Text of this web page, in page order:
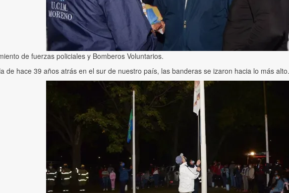
de fuerzas policiales y Bomberos Voluntarios.
de hace 39 años atrás en el sur de nuestro país, las banderas se izaron hacia lo más alto.